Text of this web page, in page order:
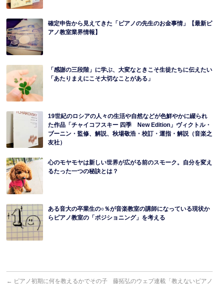
確定申告から見えてきた「ピアノの先生のお金事情」【最新ピ
アノ教室業界情報】
「感謝の三段階」に学ぶ、大変なときこそ生徒たちに伝えたい
「あたりまえにこそ大切なことがある」
19世紀のロシアの人々の生活や自然などが色鮮やかに綴られ
た作品「チャイコフスキー 四季 New Edition」ヴィクトル・
ブーニン・監修、解説、秋場敬浩・校訂・運指・解説（音楽之
友社）
心のモヤモヤは新しい世界が広がる前のスモーク。自分を変え
るたった一つの秘訣とは？
ある音大の卒業生の○％が音楽教室の講師になっている現状か
らピアノ教室の「ポジショニング」を考える
← ピアノ初期に何を教えるかでその子 藤拓弘のウェブ連載「教えないピアノ